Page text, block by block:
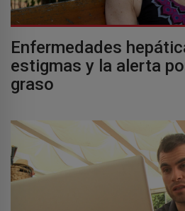
Enfermedades
estigmas y la alerta
graso